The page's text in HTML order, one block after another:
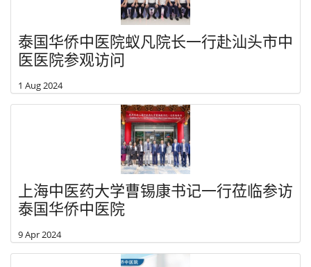
泰国华侨中医院蚁凡院长一行赴汕头市中
医医院参观访问
1 Aug 2024
上海中医药大学曹锡康书记一行莅临参访
泰国华侨中医院
9 Apr 2024